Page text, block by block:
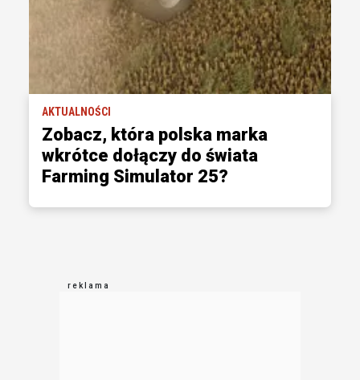
AKTUALNOŚCI
Zobacz, która polska marka
wkrótce dołączy do świata
Farming Simulator 25?